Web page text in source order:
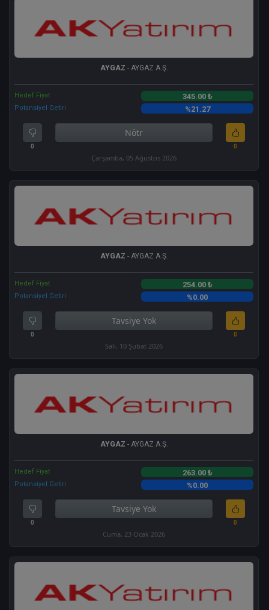
AYGAZ - AYGAZ A.Ş.
Hedef Fiyat 345.00 ₺
Potansiyel Getiri %21.27
0
Nötr
0
Çarşamba, 05 Ağustos 2026
AYGAZ - AYGAZ A.Ş.
Hedef Fiyat 254.00 ₺
Potansiyel Getiri %0.00
0
Tavsiye Yok
0
Salı, 10 Şubat 2026
AYGAZ - AYGAZ A.Ş.
Hedef Fiyat 263.00 ₺
Potansiyel Getiri %0.00
0
Tavsiye Yok
0
Cuma, 23 Ocak 2026